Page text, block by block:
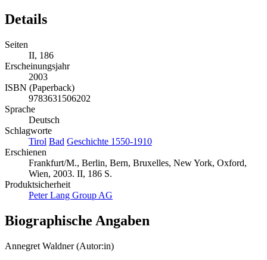
Details
Seiten
II, 186
Erscheinungsjahr
2003
ISBN (Paperback)
9783631506202
Sprache
Deutsch
Schlagworte
Tirol Bad Geschichte 1550-1910
Erschienen
Frankfurt/M., Berlin, Bern, Bruxelles, New York, Oxford,
Wien, 2003. II, 186 S.
Produktsicherheit
Peter Lang Group AG
Biographische Angaben
Annegret Waldner (Autor:in)